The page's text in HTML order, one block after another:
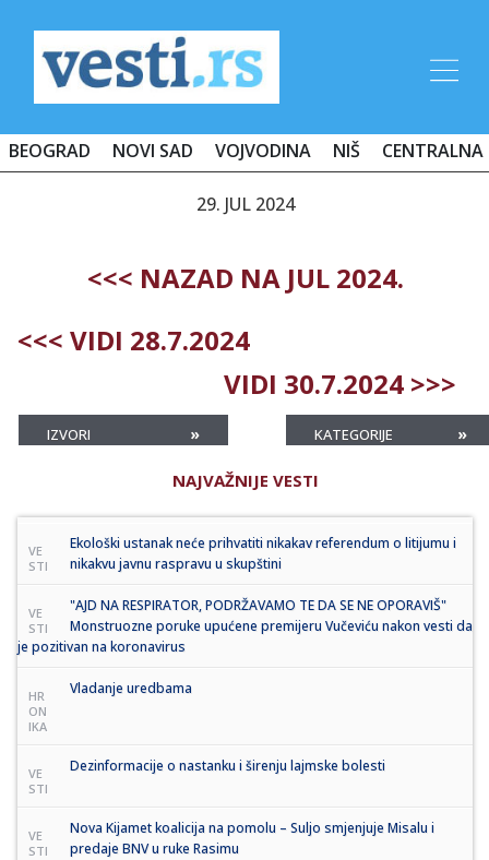
BEOGRAD NOVI SAD VOJVODINA NIŠ CENTRALNA
29. JUL 2024
<<< NAZAD NA JUL 2024.
<<< VIDI 28.7.2024
VIDI 30.7.2024 >>>
IZVORI » KATEGORIJE »
NAJVAŽNIJE VESTI
VE
STI
Ekološki ustanak neće prihvatiti nikakav referendum o litijumu i
nikakvu javnu raspravu u skupštini
VE
STI
"AJD NA RESPIRATOR, PODRŽAVAMO TE DA SE NE OPORAVIŠ"
Monstruozne poruke upućene premijeru Vučeviću nakon vesti da
je pozitivan na koronavirus
HR
ON
IKA
Vladanje uredbama
VE
STI
Dezinformacije o nastanku i širenju lajmske bolesti
VE
STI
Nova Kijamet koalicija na pomolu – Suljo smjenjuje Misalu i
predaje BNV u ruke Rasimu